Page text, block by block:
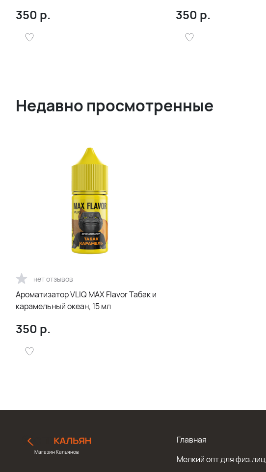
350 р. 350 р.
Недавно просмотренные
нет отзывов
Ароматизатор VLIQ MAX Flavor Табак и
карамельный океан, 15 мл
350 р.
Магазин Кальянов
Главная
Мелкий опт для физ.лиц